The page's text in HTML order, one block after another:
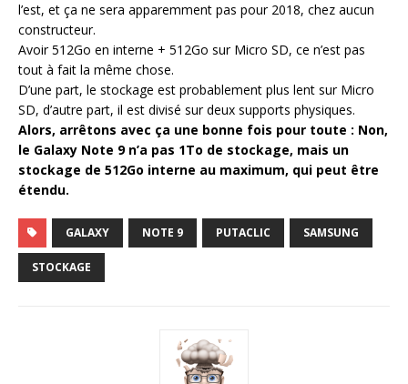
l’est, et ça ne sera apparemment pas pour 2018, chez aucun
constructeur.
Avoir 512Go en interne + 512Go sur Micro SD, ce n’est pas
tout à fait la même chose.
D’une part, le stockage est probablement plus lent sur Micro
SD, d’autre part, il est divisé sur deux supports physiques.
Alors, arrêtons avec ça une bonne fois pour toute : Non,
le Galaxy Note 9 n’a pas 1To de stockage, mais un
stockage de 512Go interne au maximum, qui peut être
étendu.
GALAXY NOTE 9 PUTACLIC SAMSUNG
STOCKAGE